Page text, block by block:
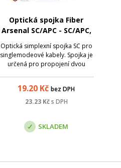
Optická spojka Fiber
Arsenal SC/APC - SC/APC,
SM, duplex
Optická simplexní spojka SC pro
singlemodeové kabely. Spojka je
určená pro propojení dvou
19.20 Kč bez DPH
23.23Kčs DPH
SKLADEM